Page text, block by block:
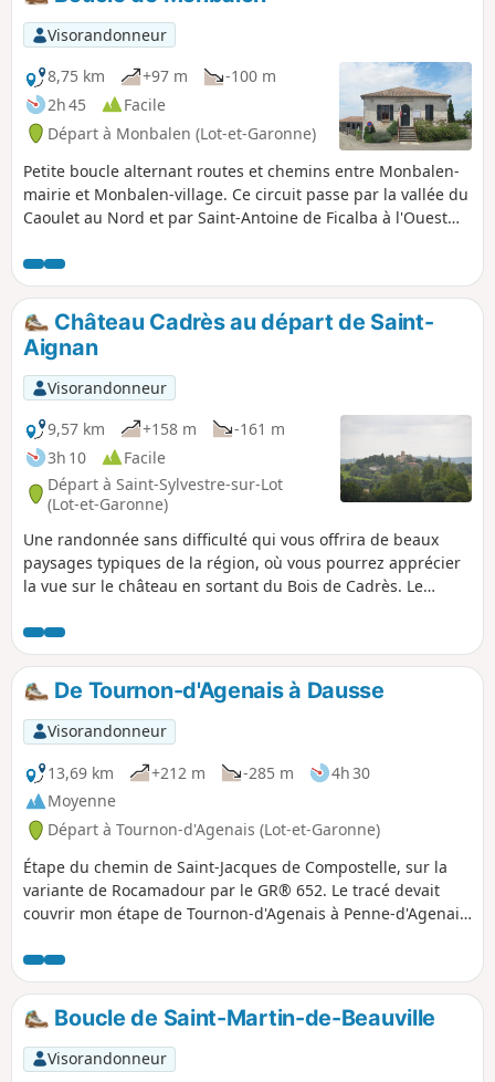
Visorandonneur
8,75 km
+97 m
-100 m
2h 45
Facile
Départ à Monbalen (Lot-et-Garonne)
Petite boucle alternant routes et chemins entre Monbalen-
mairie et Monbalen-village. Ce circuit passe par la vallée du
Caoulet au Nord et par Saint-Antoine de Ficalba à l'Ouest
Château Cadrès au départ de Saint-
Aignan
Visorandonneur
9,57 km
+158 m
-161 m
3h 10
Facile
Départ à Saint-Sylvestre-sur-Lot
(Lot-et-Garonne)
Une randonnée sans difficulté qui vous offrira de beaux
paysages typiques de la région, où vous pourrez apprécier
la vue sur le château en sortant du Bois de Cadrès. Le
les yeux. Pour ne rien gâcher le circuit est très bien balisé ;
flèches, trait Jaune et n°4 quand c'est nécessaire car il s'agit
du circuit n°4 parmi les quatre disponibles en partant du
village.De Tournon-d'Agenais à Dausse
Visorandonneur
13,69 km
+212 m -285 m
4h 30
Moyenne
Départ à Tournon-d'Agenais (Lot-et-Garonne)
Étape du chemin de Saint-Jacques de Compostelle, sur la
variante de Rocamadour par le GR® 652. Le tracé devait
couvrir mon étape de Tournon-d'Agenais à Penne-d'Agenais,
interrompu à Dausse.
Boucle de Saint-Martin-de-Beauville
Visorandonneur